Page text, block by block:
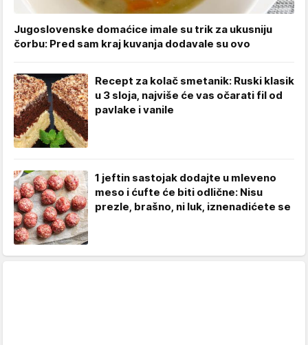
Jugoslovenske domaćice imale su trik za ukusniju
čorbu: Pred sam kraj kuvanja dodavale su ovo
Recept za kolač smetanik: Ruski klasik
u 3 sloja, najviše će vas očarati fil od
pavlake i vanile
1 jeftin sastojak dodajte u mleveno
meso i ćufte će biti odlične: Nisu
prezle, brašno, ni luk, iznenadićete se